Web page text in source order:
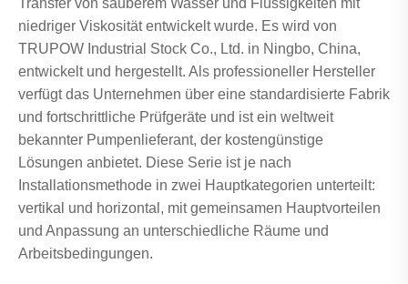
niedriger Viskosität entwickelt wurde. Es wird von
TRUPOW Industrial Stock Co., Ltd. in Ningbo, China,
entwickelt und hergestellt. Als professioneller Hersteller
verfügt das Unternehmen über eine standardisierte Fabrik
und fortschrittliche Prüfgeräte und ist ein weltweit
bekannter Pumpenlieferant, der kostengünstige
Lösungen anbietet. Diese Serie ist je nach
Installationsmethode in zwei Hauptkategorien unterteilt:
vertikal und horizontal, mit gemeinsamen Hauptvorteilen
und Anpassung an unterschiedliche Räume und
Arbeitsbedingungen.